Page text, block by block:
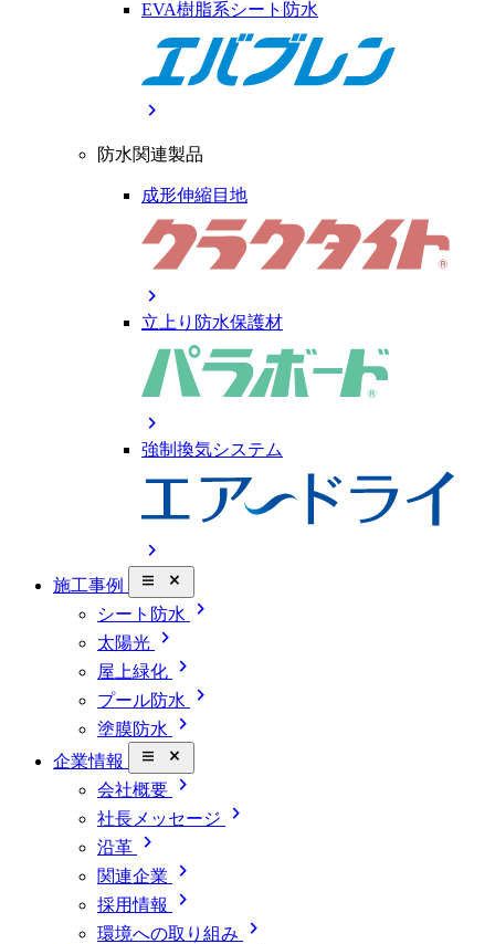
EVA樹脂系シート防水
chevron_right
防水関連製品
成形伸縮目地
chevron_right
立上り防水保護材
chevron_right
強制換気システム
chevron_right
施工事例 close_small
シート防水 chevron_right
太陽光 chevron_right
屋上緑化 chevron_right
プール防水 chevron_right
塗膜防水 chevron_right
企業情報 close_small
会社概要 chevron_right
社長メッセージ chevron_right
沿革 chevron_right
関連企業 chevron_right
採用情報 chevron_right
環境への取り組み chevron_right